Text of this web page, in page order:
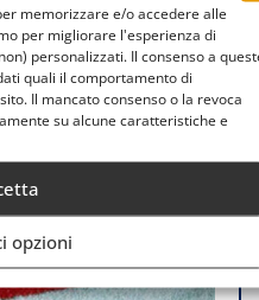
memorizzare e/o accedere alle
per migliorare l'esperienza di
personalizzati. Il consenso a
quali il comportamento di
Il mancato consenso o la revoca
su alcune caratteristiche e
opzioni
finali si disputeranno
Roma